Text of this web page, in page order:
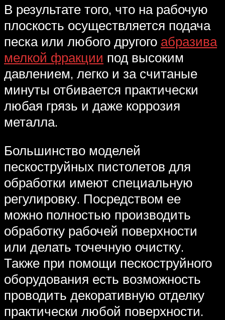
В результате того, что на рабочую
плоскость осуществляется подача
песка или любого другого абразива
мелкой фракции под высоким
давлением, легко и за считаные
минуты отбивается практически
любая грязь и даже коррозия
металла.
Большинство моделей
пескоструйных пистолетов для
обработки имеют специальную
регулировку. Посредством ее
можно полностью производить
обработку рабочей поверхности
или делать точечную очистку.
Также при помощи пескоструйного
оборудования есть возможность
проводить декоративную отделку
практически любой поверхности.